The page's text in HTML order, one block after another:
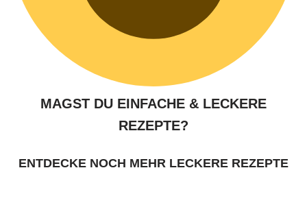
MAGST DU EINFACHE & LECKERE
REZEPTE?
ENTDECKE NOCH MEHR LECKERE REZEPTE